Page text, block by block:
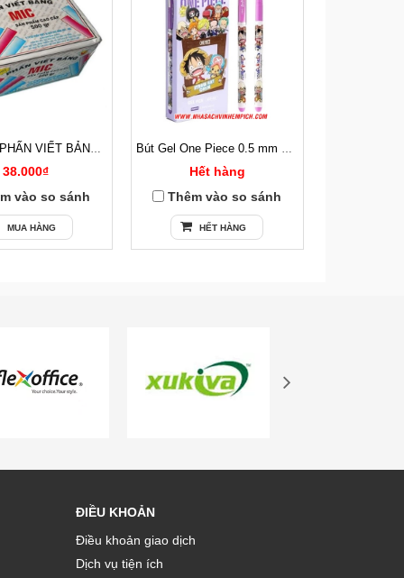
100 VIÊN PHẤN VIẾT BẢNG CÓ BỤI
38.000₫
vào so sánh
MUA HÀNG
Bút Gel One Piece 0.5 mm Deli CG13 Mực Tím
Hết hàng
Thêm vào so sánh
HẾT HÀNG
ĐIỀU KHOẢN
Điều khoản giao dịch
Dịch vụ tiện ích